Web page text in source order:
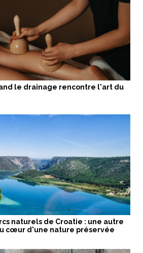
le drainage rencontre l'art du
naturels de Croatie : une autre
cœur d'une nature préservée